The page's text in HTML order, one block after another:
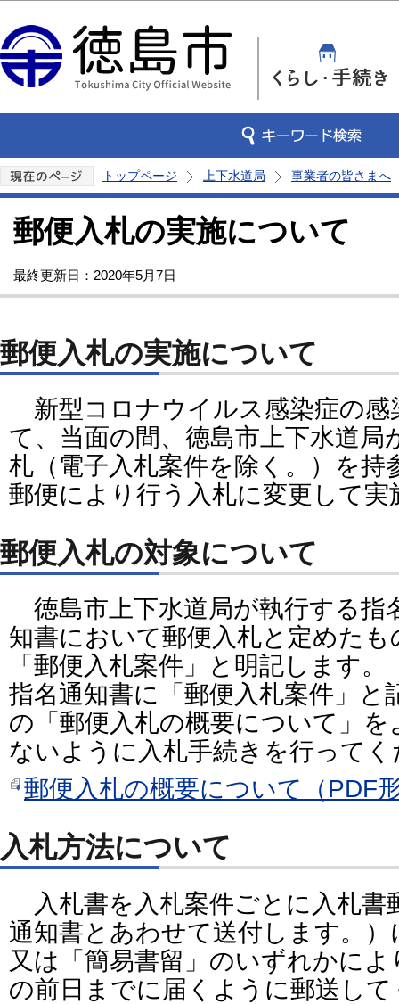
トップページ 上下水道局 事業者の皆さまへ
郵便入札の実施について
最終更新日：2020年5月7日
郵便入札の実施について
新型コロナウイルス感染症の感
て、当面の間、徳島市上下水道局
札（電子入札案件を除く。）を持
郵便により行う入札に変更して実
郵便入札の対象について
徳島市上下水道局が執行する指
知書において郵便入札と定めた
「郵便入札案件」と明記します。
指名通知書に「郵便入札案件」と
の「郵便入札の概要について」
ないように入札手続きを行って
郵便入札の概要について（PDF
入札方法について
入札書を入札案件ごとに入札書
通知書とあわせて送付します。
又は「簡易書留」のいずれかに
の前日までに届くように郵送し